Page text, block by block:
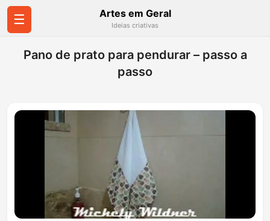
☰ Artes em Geral
Ideias criativas
Pano de prato para pendurar – passo a
passo